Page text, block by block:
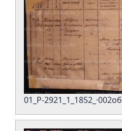
01_Р-2921_1_1852_·002об